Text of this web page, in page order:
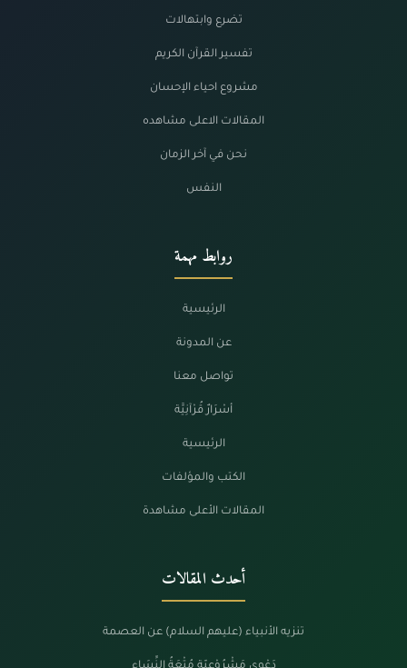
تضرع وابتهالات
تفسير القرآن الكريم
مشروع احياء الإحسان
المقالات الاعلى مشاهده
نحن في آخر الزمان
النفس
روابط مهمة
الرئيسية
عن المدونة
تواصل معنا
أسْرَارٌ قُرْآنِيَّة
الرئيسية
الكتب والمؤلفات
المقالات الأعلى مشاهدة
أحدث المقالات
تنزيه الأنبياء (عليهم السلام) عن العصمة